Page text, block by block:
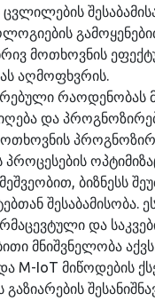
მოთხოვნის
აღმოფხვრის.
რაოდენობას
და
ბიზნესს
შესაბამისობა.
და
მნიშვნელობა
M-IoT მიწოდების